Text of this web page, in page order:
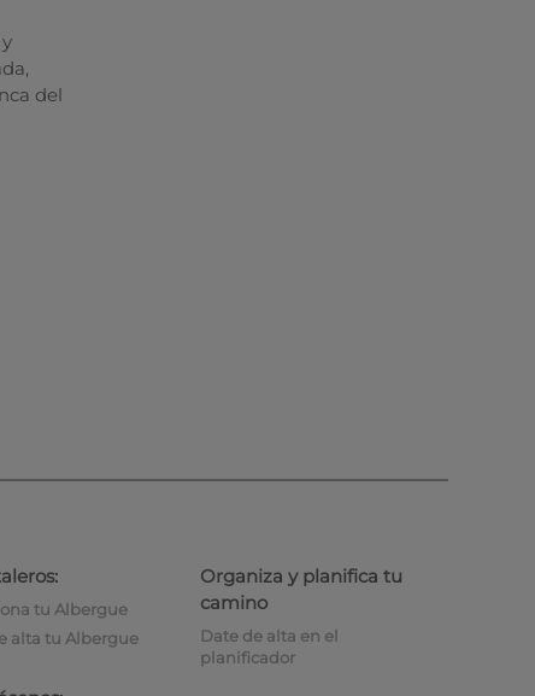
del
tu Albergue
alta tu Albergue
Organiza y planifica tu
camino
Date de alta en el
planificador